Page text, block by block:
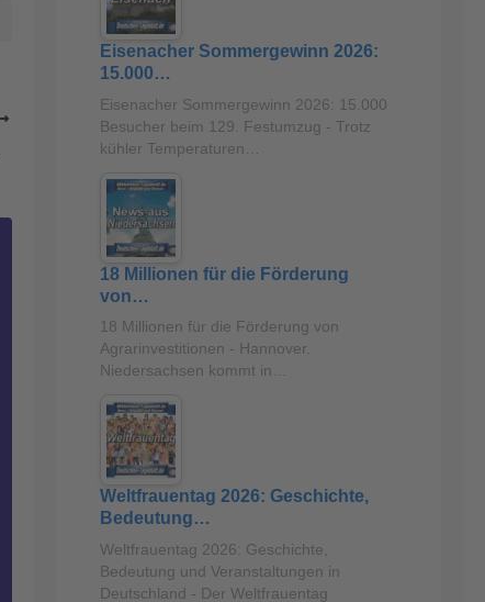
Eisenacher Sommergewinn 2026:
15.000…
Eisenacher Sommergewinn 2026: 15.000
Besucher beim 129. Festumzug - Trotz
kühler Temperaturen…
18 Millionen für die Förderung
von…
18 Millionen für die Förderung von
Agrarinvestitionen - Hannover.
Niedersachsen kommt in…
Weltfrauentag 2026: Geschichte,
Bedeutung…
Weltfrauentag 2026: Geschichte,
Bedeutung und Veranstaltungen in
Deutschland - Der Weltfrauentag